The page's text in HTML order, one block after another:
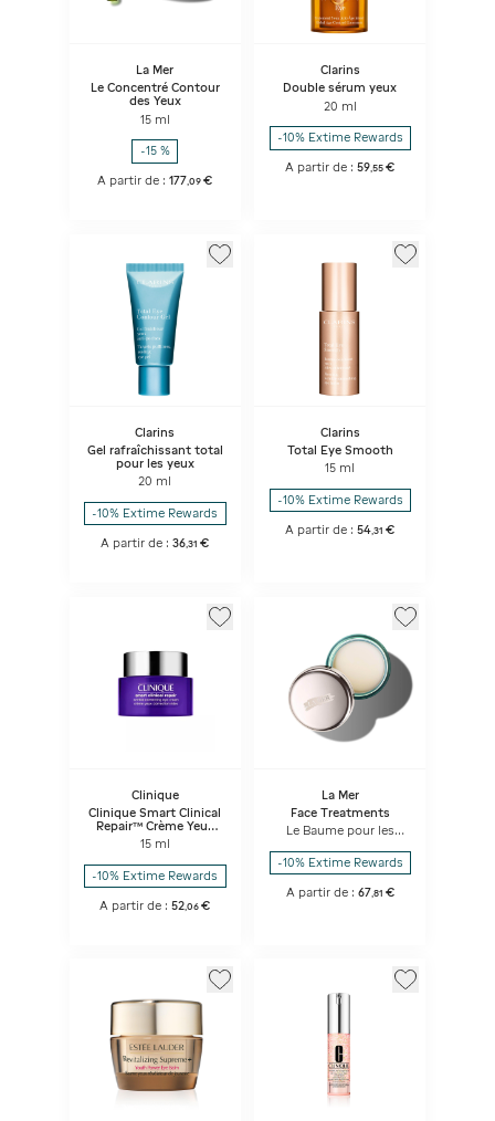
La Mer
Le Concentré Contour
des Yeux
15 ml
-15 %
A partir de :177,09 €
Clarins
Double sérum yeux
20 ml
-10% Extime Rewards
A partir de :59,55 €
Clarins
Gel rafraîchissant total
pour les yeux
20 ml
-10% Extime Rewards
A partir de :36 ,31 €
Clarins
Total Eye Smooth
15 ml
-10% Extime Rewards
A partir de :54 ,31 €
Clinique
Clinique Smart Clinical
Repair™ Crème Yeux
Correction Rides - Soin
des Yeux Anti-Âge
15 ml
-10% Extime Rewards
A partir de :52 ,06 €
La Mer
Face Treatments
Le Baume pour les
-10% Extime Rewards
A partir de : 67 81 €